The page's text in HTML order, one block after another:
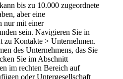
bis zu 10.000 zugeordnete
aber eine
nur mit einer
sein. Navigieren Sie in
zu Kontakte > Unternehmen.
des Unternehmens, das Sie
Sie im Abschnitt
im rechten Bereich auf
oder Untergesellschaft